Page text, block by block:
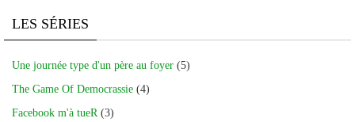
LES SÉRIES
Une journée type d'un père au foyer (5)
The Game Of Democrassie (4)
Facebook m'à tueR(3)